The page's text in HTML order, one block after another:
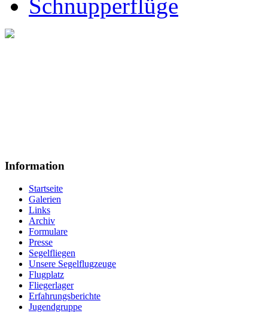
Schnupperflüge
Information
Startseite
Galerien
Links
Archiv
Formulare
Presse
Segelfliegen
Unsere Segelflugzeuge
Flugplatz
Fliegerlager
Erfahrungsberichte
Jugendgruppe